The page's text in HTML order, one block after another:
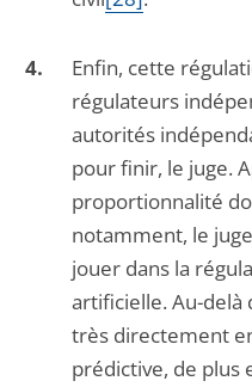
Enfin, cette
régulateurs
autorités
pour finir, le juge.
proportionnalité
notamment, le
jouer dans la
artificielle. Au-delà
très directement
prédictive, de plus